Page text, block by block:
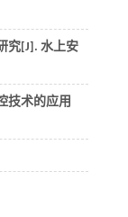
究[J]. 水上安
技术的应用